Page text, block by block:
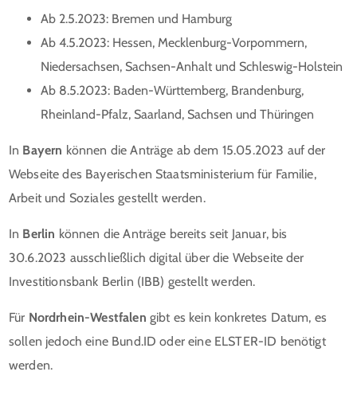
Ab 2.5.2023: Bremen und Hamburg
Ab 4.5.2023: Hessen, Mecklenburg-Vorpommern,
Niedersachsen, Sachsen-Anhalt und Schleswig-Holstein
Ab 8.5.2023: Baden-Württemberg, Brandenburg,
Rheinland-Pfalz, Saarland, Sachsen und Thüringen
In Bayern können die Anträge ab dem 15.05.2023 auf der
Webseite des Bayerischen Staatsministerium für Familie,
Arbeit und Soziales gestellt werden.
In Berlin können die Anträge bereits seit Januar, bis
30.6.2023 ausschließlich digital über die Webseite der
Investitionsbank Berlin (IBB) gestellt werden.
Für Nordrhein-Westfalen gibt es kein konkretes Datum, es
sollen jedoch eine Bund.ID oder eine ELSTER-ID benötigt
werden.